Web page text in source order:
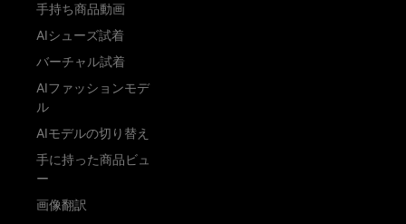
手持ち商品動画
AIシューズ試着
バーチャル試着
AIファッションモデ
ル
AIモデルの切り替え
手に持った商品ビュ
ー
画像翻訳